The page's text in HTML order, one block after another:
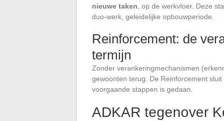
nieuwe taken , op de werkvloer. Deze
duo-werk, geleidelijke opbouwperiode.
Reinforcement: de
termijn
Zonder verankeringmechanismen
gewoonten terug. De Reinforcement
voorgaande stappen is gedaan.
ADKAR tegenover